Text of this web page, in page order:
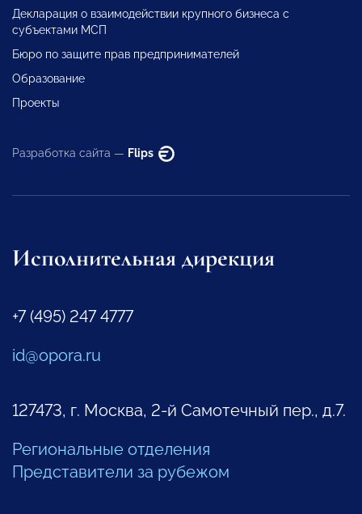
Декларация о взаимодействии крупного бизнеса с
субъектами МСП
Бюро по защите прав предпринимателей
Образование
Проекты
Разработка сайта — Flips
Исполнительная дирекция
+7 (495) 247 4777
id@opora.ru
127473, г. Москва, 2-й Самотечный пер., д.7.
Региональные отделения
Представители за рубежом